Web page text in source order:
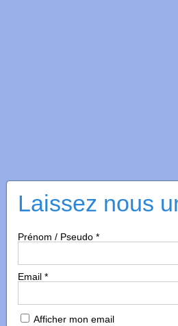
Laissez nous
Prénom / Pseudo *
Email *
Afficher mon email